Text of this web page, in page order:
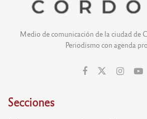
Medio de comunicación de la ciudad de
Periodismo con agenda
Secciones